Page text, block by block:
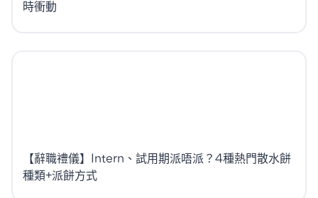
時衝動
【辭職禮儀】Intern、試用期派唔派？4種熱門散水餅
種類+派餅方式